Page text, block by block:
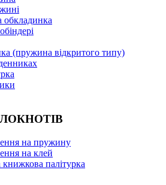
обкладинка
(пружина відкритого типу)
на пружину
на клей
палітурка